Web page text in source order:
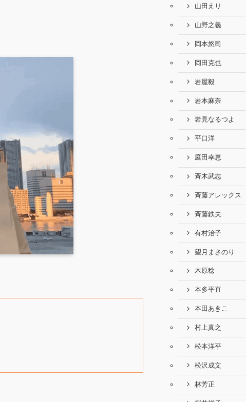
山田えり
山野之義
岡本悠司
岡田克也
岩屋毅
岩本麻奈
岩見なるつよ
平口洋
庭田幸恵
斉木武志
斉藤アレックス
斉藤鉄夫
有村治子
望月まさのり
木原稔
本多平直
本田あきこ
村上真之
松本洋平
松沢成文
林芳正